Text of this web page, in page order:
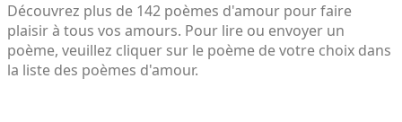
Découvrez plus de 142 poèmes d'amour pour faire
plaisir à tous vos amours. Pour lire ou envoyer un
poème, veuillez cliquer sur le poème de votre choix dans
la liste des poèmes d'amour.